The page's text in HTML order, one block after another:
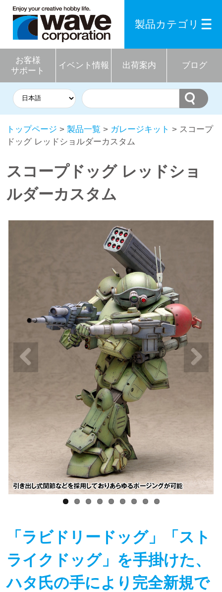
お客様
サポート
イベント情報 出荷案内 ブログ
製品カテゴリ
トップページ > 製品一覧 > ガレージキット > スコープ
ドッグ レッドショルダーカスタム
スコープドッグ レッドショ
ルダーカスタム
「ラビドリードッグ」「スト
ライクドッグ」を手掛けた、
ハタ氏の手により完全新規で